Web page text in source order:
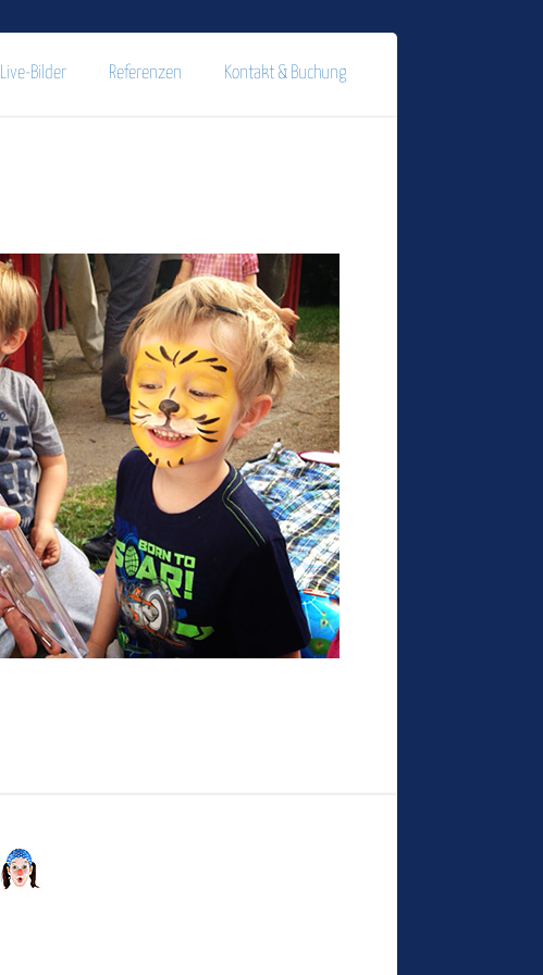
Live-Bilder Referenzen Kontakt & Buchung